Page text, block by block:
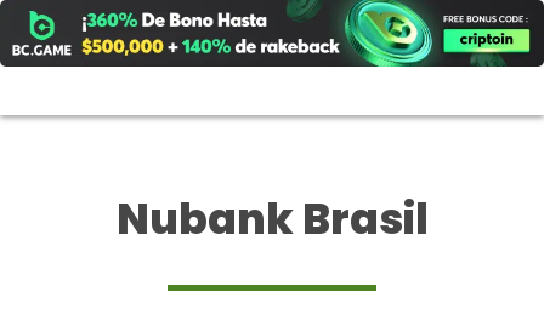
al
contenido
Nubank Brasil